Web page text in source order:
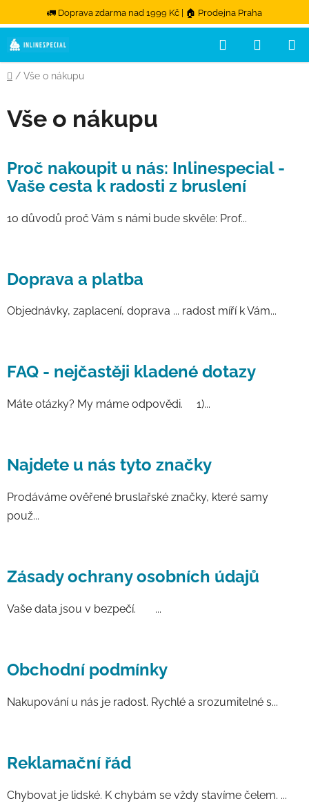
🚛 Doprava zdarma nad 1999 Kč | 🏠 Prodejna Praha
Přejít na obsah
Hledat
Domů
/ Vše o nákupu
Vše o nákupu
Proč nakoupit u nás: Inlinespecial -
Vaše cesta k radosti z bruslení
10 důvodů proč Vám s námi bude skvěle: Prof...
Doprava a platba
Objednávky, zaplacení, doprava ... radost míří k Vám...
FAQ - nejčastěji kladené dotazy
Máte otázky? My máme odpovědi. 1)...
Najdete u nás tyto značky
Prodáváme ověřené bruslařské značky, které samy
použ...
Zásady ochrany osobních údajů
Vaše data jsou v bezpečí. ...
Obchodní podmínky
Nakupování u nás je radost. Rychlé a srozumitelné s...
Reklamační řád
Chybovat je lidské. K chybám se vždy stavíme čelem. ...